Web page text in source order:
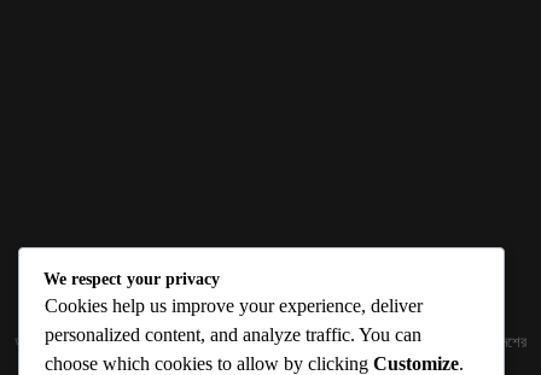
ABOUT US
জ্ঞান বিজ্ঞানের উৎকর্ষ আমাদের প্রভাবিত করে। আলোকিত করে। সেই আলো কে ধারণ কর দেশ ও বিদেশের
তথ্যপ্রযুক্তির অতিসাম্প্রতিক খবরাখবর পাঠকের হাতের মুঠোয় দিতে চায় টেকসিঁড়ি ডট কম।
We respect your privacy
Cookies help us improve your experience, deliver
personalized content, and analyze traffic. You can
choose which cookies to allow by clicking Customize.